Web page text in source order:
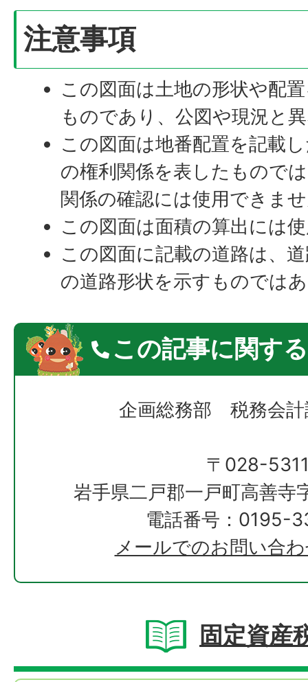
注意事項
この図面は土地の形状や配
ものであり、公図や現況と
この図面は地番配置を記載
の権利関係を表したもので
関係の確認には使用できま
この図面は面積の算出には
この図面に記載の道路は、
の道路形状を示すものでは
この記事に関す
企画総務部 税務会
〒028-
岩手県二戸郡一戸町高善寺
電話番号：0195-
メールでのお問い合
固定資産